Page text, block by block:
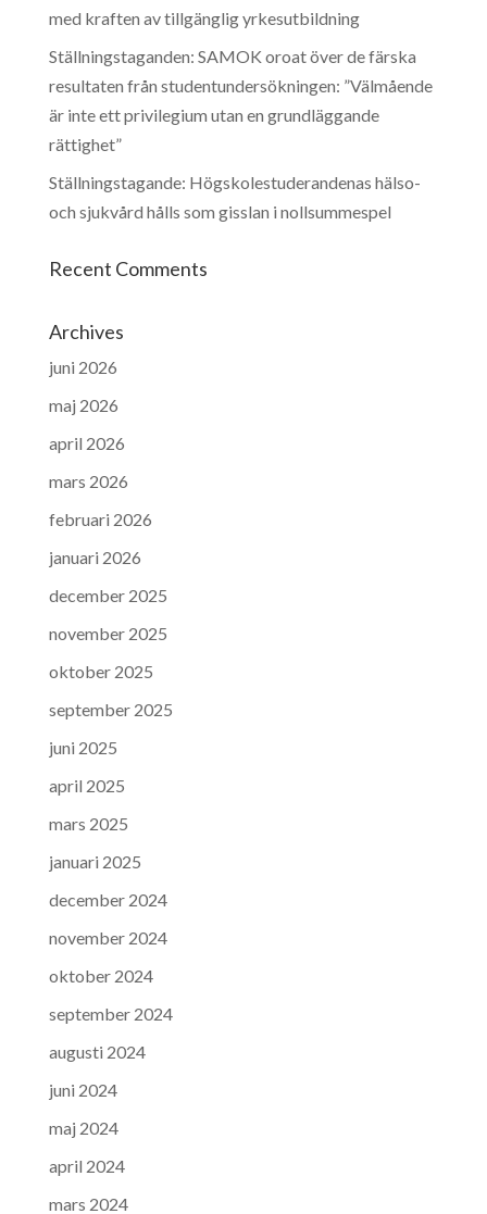
med kraften av tillgänglig yrkesutbildning
Ställningstaganden: SAMOK oroat över de färska
resultaten från studentundersökningen: ”Välmående
är inte ett privilegium utan en grundläggande
rättighet”
Ställningstagande: Högskolestuderandenas hälso-
och sjukvård hålls som gisslan i nollsummespel
Recent Comments
Archives
juni 2026
maj 2026
april 2026
mars 2026
februari 2026
januari 2026
december 2025
november 2025
oktober 2025
september 2025
juni 2025
april 2025
mars 2025
januari 2025
december 2024
november 2024
oktober 2024
september 2024
augusti 2024
juni 2024
maj 2024
april 2024
mars 2024